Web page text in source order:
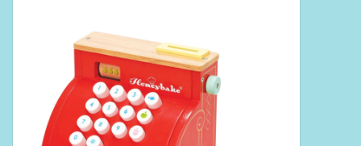
Back to School
Boeken